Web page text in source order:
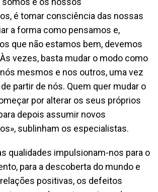
é tomar consciência das nossas
a forma como pensamos e,
que não estamos bem, devemos
vezes, basta mudar o modo como
mesmos e nos outros, uma vez
partir de nós. Quem quer mudar o
por alterar os seus próprios
depois assumir novos
sublinham os especialistas.
qualidades impulsionam-nos para o
para a descoberta do mundo e
positivas, os defeitos